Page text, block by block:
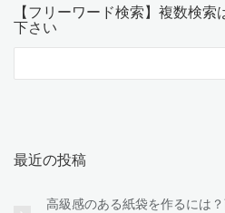
【フリーワード検索】複数検
下さい
最近の投稿
高級感のある紙袋を作るには